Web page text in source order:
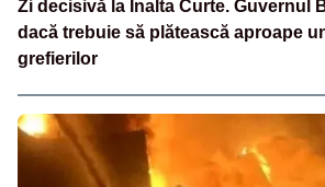
Zi decisivă la Înalta Curte. Guvernul
dacă trebuie să plătească aproape
grefierilor